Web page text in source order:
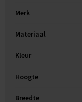
Merk
Materiaal
Kleur
Hoogte
Breedte